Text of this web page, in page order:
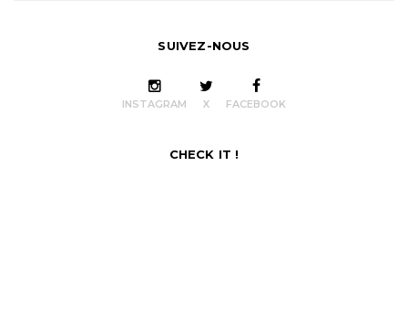
SUIVEZ-NOUS
INSTAGRAM X FACEBOOK
CHECK IT !